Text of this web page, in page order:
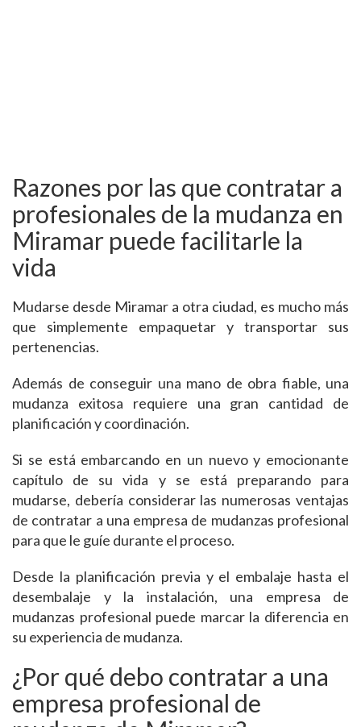
Razones por las que contratar a
profesionales de la mudanza en
Miramar puede facilitarle la
vida
Mudarse desde Miramar a otra ciudad, es mucho más
que simplemente empaquetar y transportar sus
pertenencias.
Además de conseguir una mano de obra fiable, una
mudanza exitosa requiere una gran cantidad de
planificación y coordinación.
Si se está embarcando en un nuevo y emocionante
capítulo de su vida y se está preparando para
mudarse, debería considerar las numerosas ventajas
de contratar a una empresa de mudanzas profesional
para que le guíe durante el proceso.
Desde la planificación previa y el embalaje hasta el
desembalaje y la instalación, una empresa de
mudanzas profesional puede marcar la diferencia en
su experiencia de mudanza.
¿Por qué debo contratar a una
empresa profesional de